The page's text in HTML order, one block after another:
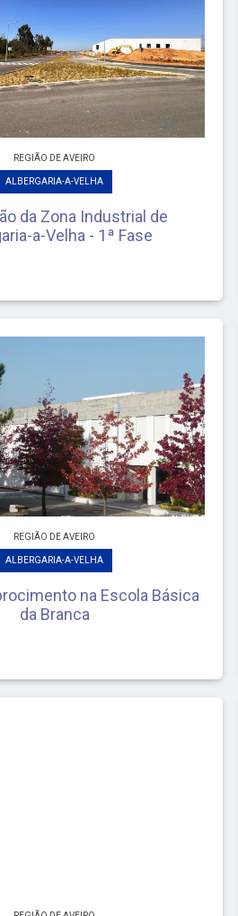
REGIÃO DE AVEIRO
ALBERGARIA-A-VELHA
da Zona Industrial de
a-Velha - 1ª Fase
REGIÃO DE AVEIRO
ALBERGARIA-A-VELHA
na Escola Básica
da Branca